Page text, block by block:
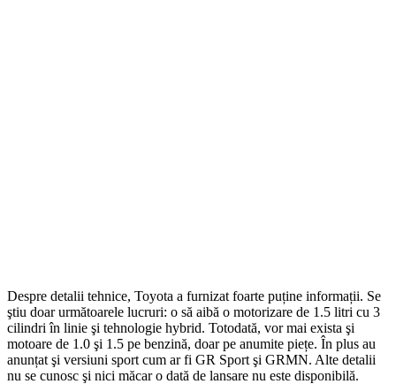
Despre detalii tehnice, Toyota a furnizat foarte puține informații. Se
ştiu doar următoarele lucruri: o să aibă o motorizare de 1.5 litri cu 3
cilindri în linie şi tehnologie hybrid. Totodată, vor mai exista şi
motoare de 1.0 şi 1.5 pe benzină, doar pe anumite piețe. În plus au
anunțat şi versiuni sport cum ar fi GR Sport şi GRMN. Alte detalii
nu se cunosc şi nici măcar o dată de lansare nu este disponibilă.